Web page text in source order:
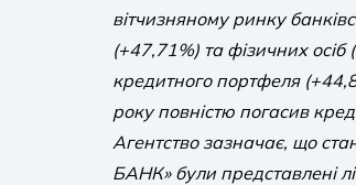
вітчизняному ринку
(+47,71%) та фізичних осіб
кредитного портфеля
року повністю погасив
Агентство зазначає, що
БАНК» були представлені